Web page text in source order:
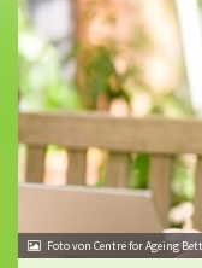
Foto von Centre for Ageing